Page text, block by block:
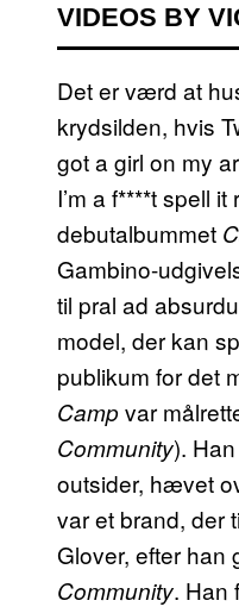
VIDEOS BY
Det er værd at
krydsilden, hvis
got a girl on my
I’m a f****t spell
debutalbummet
Gambino-
til pral ad
model, der kan
publikum for det
Campvar
Community).
outsider, hævet
var et brand, der
Glover, efter han
Community. Han